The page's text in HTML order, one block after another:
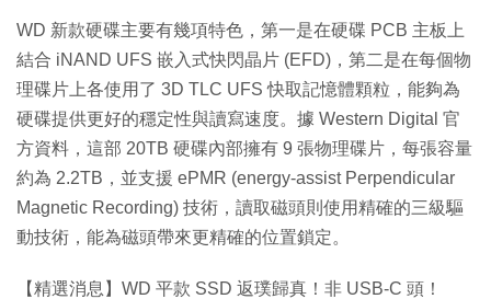
WD 新款硬碟主要有幾項特色，第一是在硬碟 PCB 主板上
結合 iNAND UFS 嵌入式快閃晶片 (EFD)，第二是在每個物
理碟片上各使用了 3D TLC UFS 快取記憶體顆粒，能夠為
硬碟提供更好的穩定性與讀寫速度。據 Western Digital 官
方資料，這部 20TB 硬碟內部擁有 9 張物理碟片，每張容量
約為 2.2TB，並支援 ePMR (energy-assist Perpendicular
Magnetic Recording) 技術，讀取磁頭則使用精確的三級驅
動技術，能為磁頭帶來更精確的位置鎖定。
【精選消息】WD 平款 SSD 返璞歸真！非 USB-C 頭！